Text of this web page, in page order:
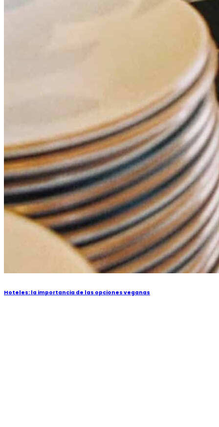
Hoteles: la importancia de las opciones veganas